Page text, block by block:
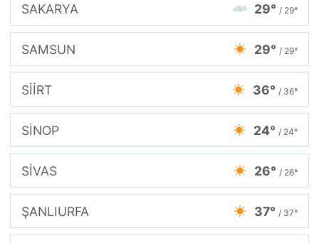
SAKARYA 29° / 29°
SAMSUN 29° / 29°
SİİRT 36° / 36°
SİNOP 24° / 24°
SİVAS 26° / 26°
ŞANLIURFA 37° / 37°